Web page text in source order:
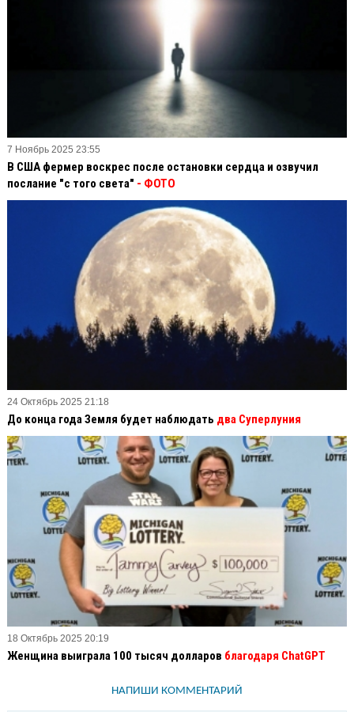
7 Ноябрь 2025 23:55
В США фермер воскрес после остановки сердца и озвучил
послание "с того света" - ФОТО
24 Октябрь 2025 21:18
До конца года Земля будет наблюдать два Суперлуния
18 Октябрь 2025 20:19
Женщина выиграла 100 тысяч долларов благодаря ChatGPT
НАПИШИ КОММЕНТАРИЙ